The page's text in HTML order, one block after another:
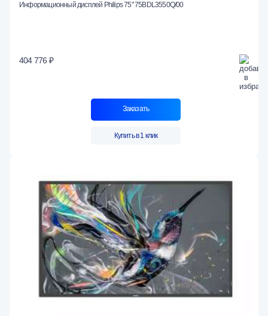
Информационный дисплей Philips 75" 75BDL3550Q/00
404 776 ₽
Заказать
Купить в 1 клик